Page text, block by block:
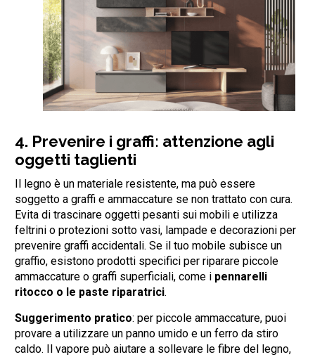
4. Prevenire i graffi: attenzione agli
oggetti taglienti
Il legno è un materiale resistente, ma può essere
soggetto a graffi e ammaccature se non trattato con cura.
Evita di trascinare oggetti pesanti sui mobili e utilizza
feltrini o protezioni sotto vasi, lampade e decorazioni per
prevenire graffi accidentali. Se il tuo mobile subisce un
graffio, esistono prodotti specifici per riparare piccole
ammaccature o graffi superficiali, come i pennarelli
ritocco o le paste riparatrici.
Suggerimento pratico: per piccole ammaccature, puoi
provare a utilizzare un panno umido e un ferro da stiro
caldo. Il vapore può aiutare a sollevare le fibre del legno,